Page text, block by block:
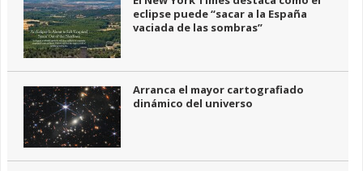
eclipse puede “sacar a la España
vaciada de las sombras”
Arranca el mayor cartografiado
dinámico del universo